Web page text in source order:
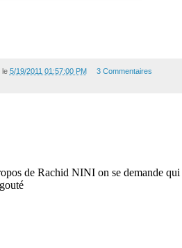
le 5/19/2011 01:57:00 PM 3 Commentaires